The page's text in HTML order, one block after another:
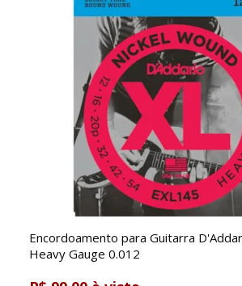
Encordoamento para Guitarra
Heavy Gauge 0.012